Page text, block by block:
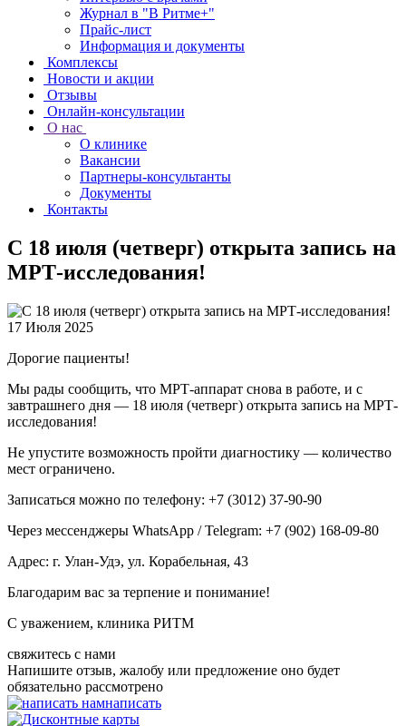
Журнал в "В Ритме+"
Прайс-лист
Информация и документы
Комплексы
Новости и акции
Отзывы
Онлайн-консультации
О нас
О клинике
Вакансии
Партнеры-консультанты
Документы
Контакты
С 18 июля (четверг) открыта запись на
МРТ-исследования!
17 Июля 2025
Дорогие пациенты!
Мы рады сообщить, что МРТ-аппарат снова в работе, и с
завтрашнего дня — 18 июля (четверг) открыта запись на МРТ-
исследования!
Не упустите возможность пройти диагностику — количество
мест ограничено.
Записаться можно по телефону: +7 (3012) 37-90-90
Через мессенджеры WhatsApp / Telegram: +7 (902) 168-09-80
Адрес: г. Улан-Удэ, ул. Корабельная, 43
Благодарим вас за терпение и понимание!
С уважением, клиника РИТМ
свяжитесь с нами
Напишите отзыв, жалобу или предложение оно будет
обязательно рассмотрено
написать